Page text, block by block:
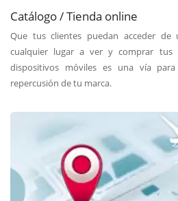
Catálogo / Tienda online
Que tus clientes puedan acceder de
cualquier lugar a ver y comprar tus
dispositivos móviles es una vía
repercusión de tu marca.